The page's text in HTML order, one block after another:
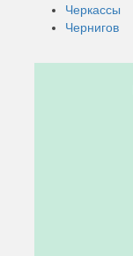
Черкассы
Чернигов